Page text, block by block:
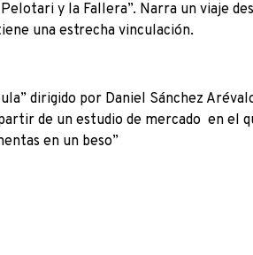
y la Fallera”. Narra un viaje
una estrecha vinculación.
dirigido por Daniel Sánchez
de un estudio de mercado en el
en un beso”